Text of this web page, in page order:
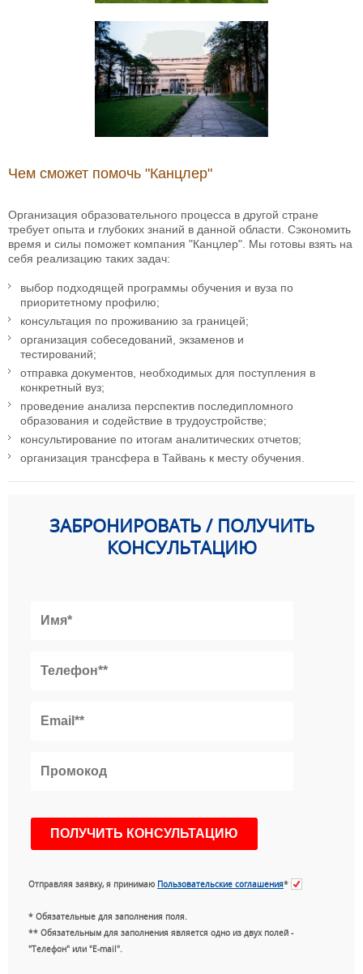
Чем сможет помочь "Канцлер"
Организация образовательного процесса в другой стране
требует опыта и глубоких знаний в данной области. Сэкономить
время и силы поможет компания "Канцлер". Мы готовы взять на
себя реализацию таких задач:
выбор подходящей программы обучения и вуза по
приоритетному профилю;
консультация по проживанию за границей;
организация собеседований, экзаменов и
тестирований;
отправка документов, необходимых для поступления в
конкретный вуз;
проведение анализа перспектив последипломного
образования и содействие в трудоустройстве;
консультирование по итогам аналитических отчетов;
организация трансфера в Тайвань к месту обучения.
ЗАБРОНИРОВАТЬ / ПОЛУЧИТЬ
КОНСУЛЬТАЦИЮ
Отправляя заявку, я принимаю Пользовательские соглашения*
* Обязательные для заполнения поля.
** Обязательным для заполнения является одно из двух полей -
"Телефон" или "E-mail".